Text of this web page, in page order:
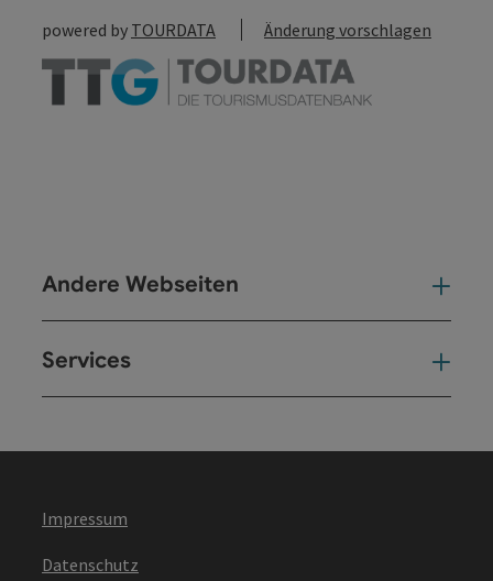
powered by TOURDATA Änderung vorschlagen
Andere Webseiten
Services
Impressum
Datenschutz